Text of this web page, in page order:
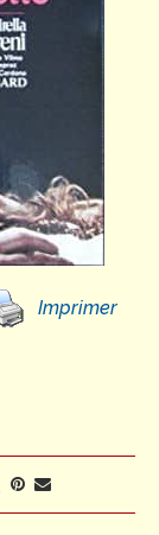
Imprimer